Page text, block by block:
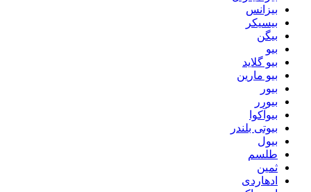
بیزانس
بیسیکر
بیگن
بیو
بیو گلاید
بیو مارین
بیور
بیورر
بیوآکوا
بیوتی بلندر
بیول
طلسم
ثمین
ادهاردی